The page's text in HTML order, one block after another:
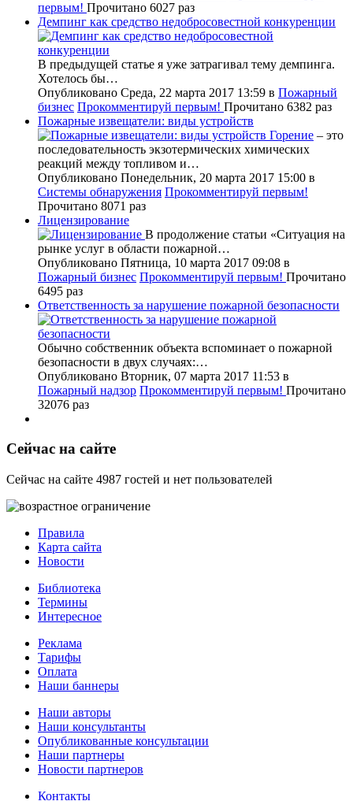
первым! Прочитано 6027 раз
Демпинг как средство недобросовестной конкуренции
В предыдущей статье я уже затрагивал тему демпинга.
Хотелось бы…
Опубликовано Среда, 22 марта 2017 13:59 в Пожарный
бизнес Прокомментируй первым! Прочитано 6382 раз
Пожарные извещатели: виды устройств
Горение – это
последовательность экзотермических химических
реакций между топливом и…
Опубликовано Понедельник, 20 марта 2017 15:00 в
Системы обнаружения Прокомментируй первым!
Прочитано 8071 раз
Лицензирование
В продолжение статьи «Ситуация на
рынке услуг в области пожарной…
Опубликовано Пятница, 10 марта 2017 09:08 в
Пожарный бизнес Прокомментируй первым! Прочитано
6495 раз
Ответственность за нарушение пожарной безопасности
Обычно собственник объекта вспоминает о пожарной
безопасности в двух случаях:…
Опубликовано Вторник, 07 марта 2017 11:53 в
Пожарный надзор Прокомментируй первым! Прочитано
32076 раз
Сейчас на сайте
Сейчас на сайте 4987 гостей и нет пользователей
Правила
Карта сайта
Новости
Библиотека
Термины
Интересное
Реклама
Тарифы
Оплата
Наши баннеры
Наши авторы
Наши консультанты
Опубликованные консультации
Наши партнеры
Новости партнеров
Контакты